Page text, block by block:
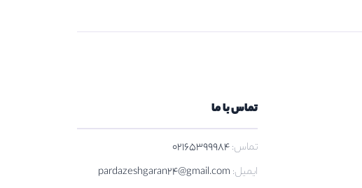
تماس با ما
تماس:02165399984
ایمیل: pardazeshgaran24@gmail.com